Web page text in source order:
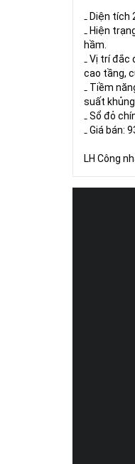
₋ Diện
₋ Hiện
hầm.
₋ Vị trí
cao tầng,
₋ Tiềm
suất khủng.
₋ Sổ đỏ
₋ Giá bán:
LH Công